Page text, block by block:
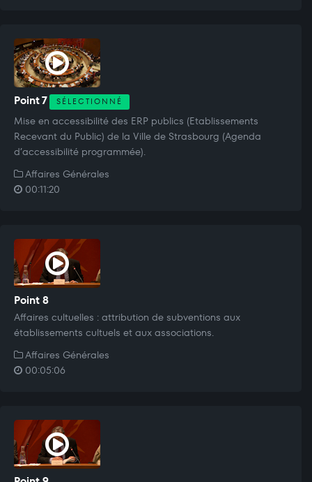
Point 7 SÉLECTIONNÉ
Mise en accessibilité des ERP publics (Etablissements
Recevant du Public) de la Ville de Strasbourg (Agenda
d’accessibilité programmée).
Affaires Générales
00:11:20
Point 8
Affaires cultuelles : attribution de subventions aux
établissements cultuels et aux associations.
Affaires Générales
00:05:06